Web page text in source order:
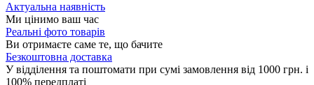
Актуальна наявність
Ми цінимо ваш час
Реальні фото товарів
Ви отримаєте саме те, що бачите
Безкоштовна доставка
У відділення та поштомати при сумі замовлення від 1000 грн. і
100% передплаті